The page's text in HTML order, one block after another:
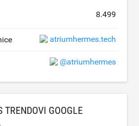
8.499
atriumhermes.tech
@atriumhermes
TRENDOVI GOOGLE